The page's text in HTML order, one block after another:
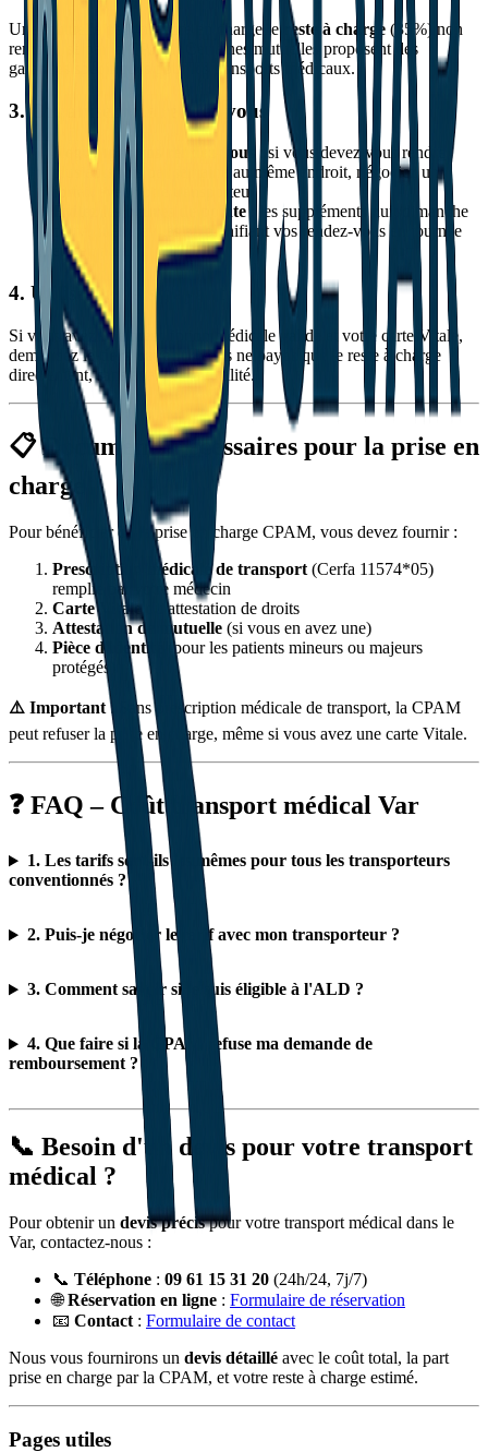
Une mutuelle peut prendre en charge le reste à charge (35%) non
remboursé par la CPAM. Certaines mutuelles proposent des
garanties spécifiques pour les transports médicaux.
3. Organisez vos rendez-vous
Regroupez vos rendez-vous : si vous devez vous rendre
plusieurs fois par semaine au même endroit, négociez un
forfait avec votre transporteur
Évitez les heures de pointe: les suppléments nuit/dimanche
peuvent être évités en planifiant vos rendez-vous en journée
en semaine
4. Utilisez le tiers payant
Si vous avez une prescription médicale valide et votre carte Vitale,
demandez le
tiers payant: vous ne payez que le reste à charge
directement, sans avancer la totalité.
📋 Documents nécessaires pour la prise en
charge
Pour bénéficier de la prise en charge CPAM, vous devez fournir :
Prescription médicale de transport (Cerfa 11574*05)
remplie par votre médecin
Carte Vitale ou attestation de droits
Attestation de mutuelle (si vous en avez une)
Pièce d'identité
(pour les patients mineurs ou majeurs
protégés)
⚠️ Important: Sans prescription médicale de transport, la CPAM
peut refuser la prise en charge, même si vous avez une carte Vitale.
❓ FAQ – Coût transport médical Var
1. Les tarifs sont-ils les mêmes pour tous les transporteurs
conventionnés ?
2. Puis-je négocier le tarif avec mon transporteur ?
3. Comment savoir si je suis éligible à l'ALD ?
4. Que faire si la CPAM refuse ma demande de
remboursement ?
📞 Besoin d'un devis pour votre transport
médical ?
Pour obtenir un devis précispour votre transport médical dans le
Var, contactez-nous :
📞 Téléphone : 09 61 15 31 20 (24h/24, 7j/7)
🌐Réservation en ligne : Formulaire de réservation
📧 Contact : Formulaire de contact
Nous vous fournirons un devis détaillé avec le coût total, la part
prise en charge par la CPAM, et votre reste à charge estimé.
Pages utiles